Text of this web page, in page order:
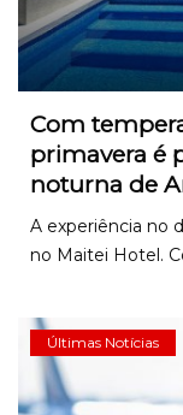
Com
primavera é
noturna de
A experiência no
no Maitei Hotel.
Últimas Notícias